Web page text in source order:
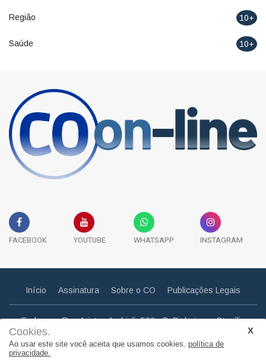
Cookies.
Ao usar este site você aceita que usamos cookies. política de
privacidade.
Região 10+
Saúde 10+
FACEBOOK YOUTUBE WHATSAPP INSTAGRAM
Início Assinatura Sobre o CO Publicações Legais
Endereço: Rua Aristeu Andrioli, 592 - B. Pinheiros - Otacílio
Email: correiootaciliense@gmail.com